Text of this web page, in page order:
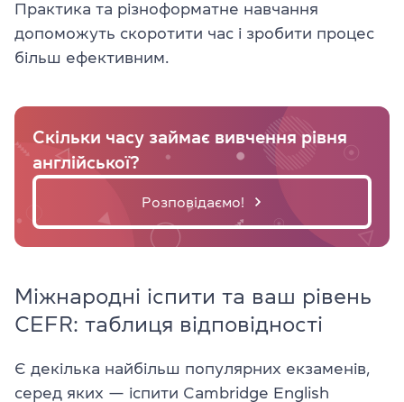
Практика та різноформатне навчання
допоможуть скоротити час і зробити процес
більш ефективним.
Скільки часу займає вивчення рівня
англійської?
Розповідаємо!
Міжнародні іспити та ваш рівень
CEFR: таблиця відповідності
Є декілька найбільш популярних екзаменів,
серед яких — іспити Cambridge English